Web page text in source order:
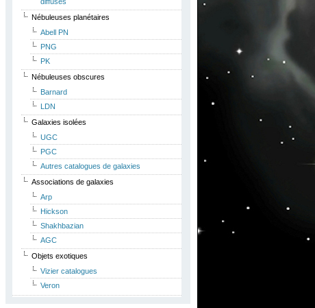
Nébuleuses planétaires
Abell PN
PNG
PK
Nébuleuses obscures
Barnard
LDN
Galaxies isolées
UGC
PGC
Autres catalogues de galaxies
Associations de galaxies
Arp
Hickson
Shakhbazian
AGC
Objets exotiques
Vizier catalogues
Veron